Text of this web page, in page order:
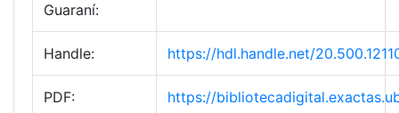
Guaraní:
Handle: https://hdl.handle.net/
PDF: https://